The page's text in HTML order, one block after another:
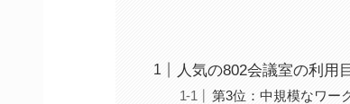
人気の802会議室の利用
第3位：中規模なワー